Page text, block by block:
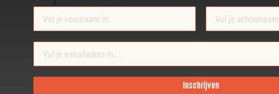
Inschrijven